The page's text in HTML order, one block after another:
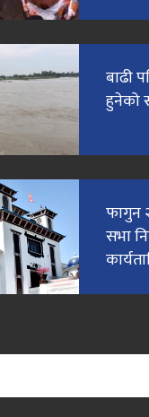
बाढी
हुनेको
फागुन
सभा